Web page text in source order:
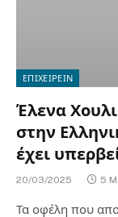
ΕΠΙΧΕΙΡΕΙΝ
Έλενα
στην
έχει
20/03/2025 5
Τα οφέλη που